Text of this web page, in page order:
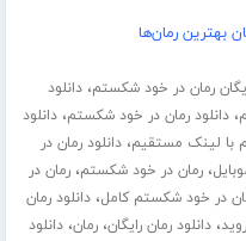
بهترین رمان‌ها
رمان در خود شکستم،دانلود
،دانلود رمان در خود شکستم،دانلود
با لینک مستقیم،دانلود رمان در
،رمان در خود شکستم،رمان در
،دانلود رمان
،دانلود رمان رایگان،رمان،دانلود